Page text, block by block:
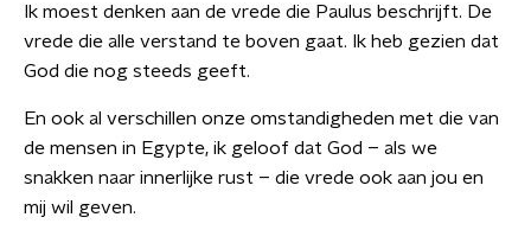
Ik moest denken aan de vrede die Paulus beschrijft. De
vrede die alle verstand te boven gaat. Ik heb gezien dat
God die nog steeds geeft.
En ook al verschillen onze omstandigheden met die van
de mensen in Egypte, ik geloof dat God – als we
snakken naar innerlijke rust – die vrede ook aan jou en
mij wil geven.